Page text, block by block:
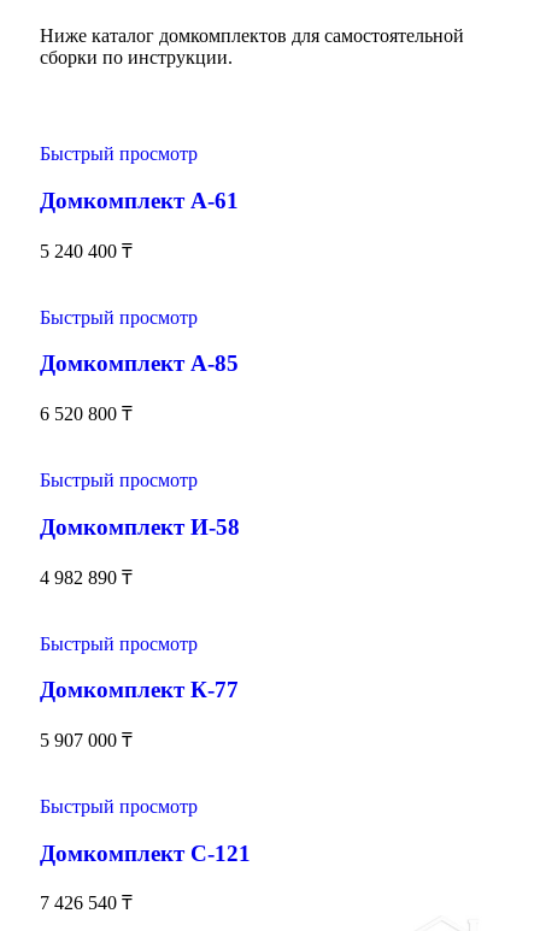
Ниже каталог домкомплектов для самостоятельной
сборки по инструкции.
Быстрый просмотр
Домкомплект А-61
5 240 400 ₸
Быстрый просмотр
Домкомплект А-85
6 520 800 ₸
Быстрый просмотр
Домкомплект И-58
4 982 890 ₸
Быстрый просмотр
Домкомплект К-77
5 907 000 ₸
Быстрый просмотр
Домкомплект С-121
7 426 540 ₸